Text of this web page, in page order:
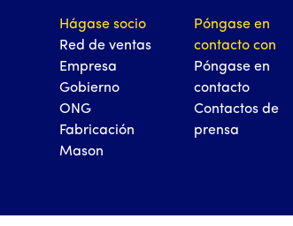
Hágase socio
Red de ventas
Empresa
Gobierno
ONG
Fabricación
Mason
Póngase en
contacto con
Póngase en
contacto
Contactos de
prensa